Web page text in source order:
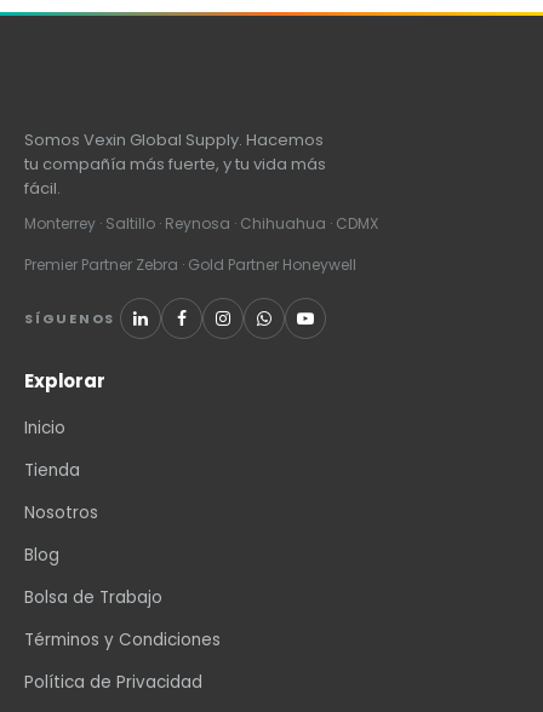
Somos Vexin Global Supply. Hacemos
tu compañía más fuerte, y tu vida más
fácil.
Monterrey · Saltillo · Reynosa · Chihuahua · CDMX
Premier Partner Zebra · Gold Partner Honeywell
SÍGUENOS
Explorar
Inicio
Tienda
Nosotros
Blog
Bolsa de Trabajo
Términos y Condiciones
Política de Privacidad